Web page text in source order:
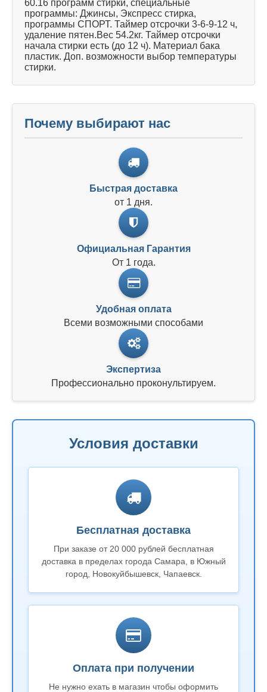
60.16 программ стирки, специальные
программы: Джинсы, Экспресс стирка,
программы СПОРТ. Таймер отсрочки 3-6-9-12 ч,
удаление пятен.Вес 54.2кг. Таймер отсрочки
начала стирки есть (до 12 ч). Материал бака
пластик. Доп. возможности выбор температуры
стирки.
Почему выбирают нас
Быстрая доставка
от 1 дня.
Официальная Гарантия
От 1 года.
Удобная оплата
Всеми возможными способами
Экспертиза
Профессионально проконультируем.
Условия доставки
Бесплатная доставка
При заказе от 20 000 рублей бесплатная
доставка в пределах города Самара, в Южный
город, Новокуйбышевск, Чапаевск.
Оплата при получении
Не нужно ехать в магазин чтобы оформить